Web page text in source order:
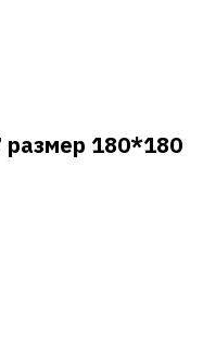
180*180